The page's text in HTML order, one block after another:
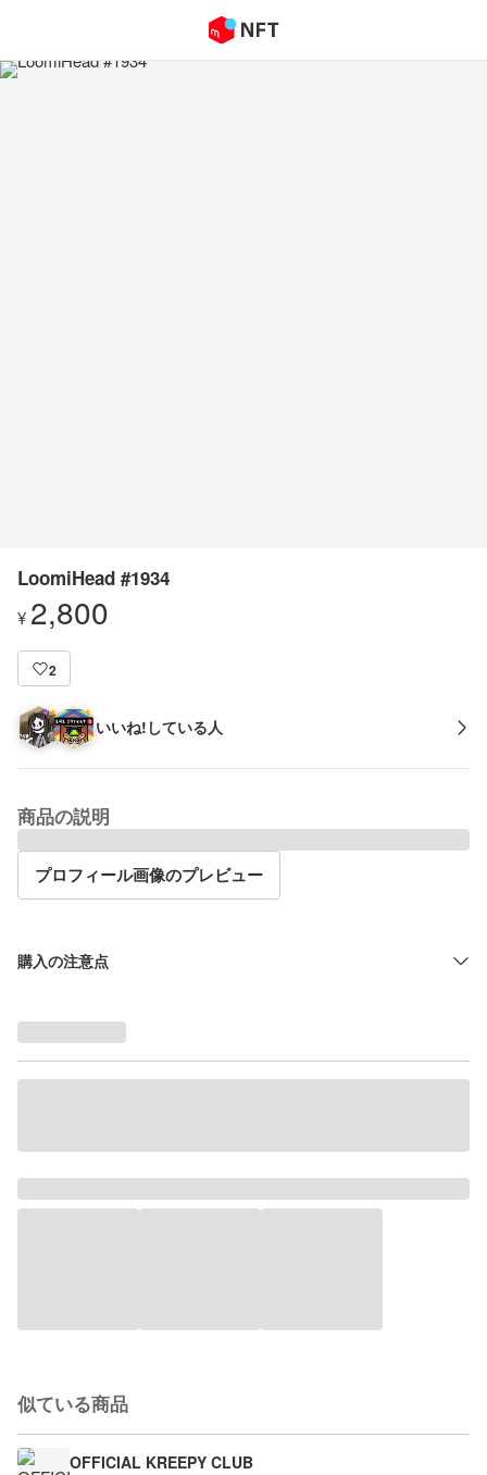
LoomiHead #1934
¥ 2,800
2
いいね!している人
商品の説明
プロフィール画像のプレビュー
購入の注意点
似ている商品
OFFICIAL KREEPY CLUB